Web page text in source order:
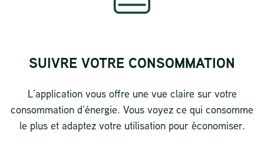
SUIVRE VOTRE CONSOMMATION
L’application vous offre une vue claire sur votre
consommation d’énergie. Vous voyez ce qui consomme
le plus et adaptez votre utilisation pour économiser.